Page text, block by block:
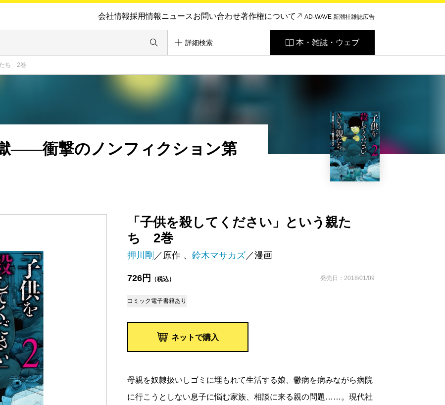
会社情報採用情報ニュースお問い合わせ著作権について AD-WAVE 新潮社雑誌広告
詳細検索 本・雑誌・ウェブ
たち 2巻
「子供を殺してください」という親た
ち 2巻
押川剛 ／原作 、 鈴木マサカズ／漫画
726円 （税込） 発売日：2018/01/09
コミック 電子書籍あり
ネットで購入
――衝撃のノンフィクション第
母親を奴隷扱いしゴミに埋もれて生活する娘、鬱病を病みながら病院
に行こうとしない息子に悩む家族、相談に来る親の問題……。現代社